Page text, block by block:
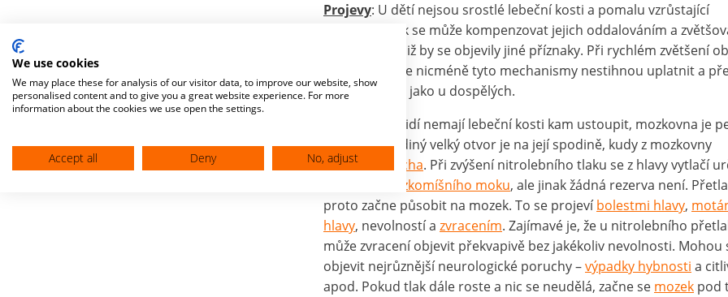
Projevy: U dětí nejsou srostlé lebeční kosti a pomalu vzrůstající
nitrolební tlak se může kompenzovat jejich oddalováním a
mozkovny, aniž by se objevily jiné příznaky. Při rychlém zvětšení
v mozkovně se nicméně tyto mechanismy nestihnou uplatnit a
projeví stejně jako u dospělých.
U dospělých lidí nemají lebeční kosti kam ustoupit, mozkovna je
krunýřem. Jediný velký otvor je na její spodině, kudy z mozkovny
vystupuje
mícha. Při zvýšení nitrolebního tlaku se z hlavy vytlačí
mozkomíšního moku, ale jinak žádná rezerva není.
proto začne působit na mozek. To se projevíbolestmi hlavy,
hlavy, nevolností a zvracením. Zajímavé je, že u nitrolebního
může zvracení objevit překvapivě bez jakékoliv nevolnosti. Mohou
objevit nejrůznější neurologické poruchy –výpadky hybnosti a
apod. Pokud tlak dále roste a nic se neudělá, začne se mozek pod
We use cookies
We may place these for analysis of our visitor data, to improve our website, show
personalised content and to give you a great website experience. For more
information about the cookies we use open the settings.
Accept all Deny No, adjust